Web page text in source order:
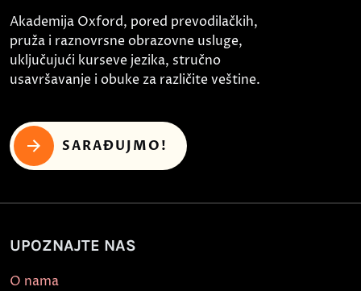
Akademija Oxford, pored prevodilačkih,
pruža i raznovrsne obrazovne usluge,
uključujući kurseve jezika, stručno
usavršavanje i obuke za različite veštine.
SARAĐUJMO!
UPOZNAJTE NAS
O nama